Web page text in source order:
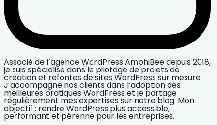
Associé de l’agence WordPress AmphiBee depuis 2018,
je suis spécialisé dans le pilotage de projets de
création et refontes de sites WordPress sur mesure.
J’accompagne nos clients dans l’adoption des
meilleures pratiques WordPress et je partage
régulièrement mes expertises sur notre blog. Mon
objectif : rendre WordPress plus accessible,
performant et pérenne pour les entreprises.